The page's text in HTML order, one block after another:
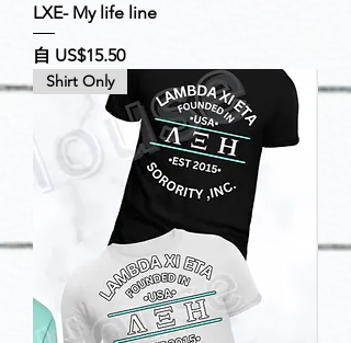
LXE- My life line
自 US$15.50
促銷價格
Shirt Only